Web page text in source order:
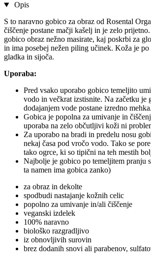
Opis
S to naravno gobico za obraz od Rosental
čiščenje postane mačji kašelj in je zelo
gobico obraz nežno masirate, kaj poskrbi za
in ima posebej nežen piling učinek. Koža je po
gladka in sijoča.
Uporaba:
Pred vsako uporabo gobico temeljito
vodo in večkrat izstisnite. Na začetku je
dodajanjem vode postane izredno mehka.
Gobica je popolna za umivanje in
uporaba na zelo občutljivi koži ni
Za uporabo na bradi in predelu nosu
nekaj časa pod vročo vodo. Tako se
tako ogrce, ki so tipični na teh mestih
Najbolje je gobico po temeljitem pranju
ta namen ima gobica zanko)
za obraz in dekolte
spodbudi nastajanje kožnih celic
popolno za umivanje in/ali čiščenje
veganski izdelek
100% naravno
biološko razgradljivo
iz obnovljivih surovin
brez dodanih snovi ali parabenov,